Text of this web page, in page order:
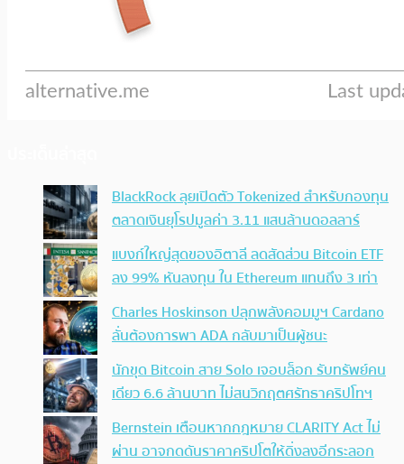
BlackRock ลุยเปิดตัว Tokenized สำหรับกองทุน
ตลาดเงินยุโรปมูลค่า 3.11 แสนล้านดอลลาร์
แบงก์ใหญ่สุดของอิตาลี ลดสัดส่วน Bitcoin ETF
ลง 99% หันลงทุน ใน Ethereum แทนถึง 3 เท่า
Charles Hoskinson ปลุกพลังคอมมูฯ Cardano
ลั่นต้องการพา ADA กลับมาเป็นผู้ชนะ
นักขุด Bitcoin สาย Solo เจอบล็อก รับทรัพย์คน
เดียว 6.6 ล้านบาท ไม่สนวิกฤตศรัทธาคริปโทฯ
Bernstein เตือนหากกฎหมาย CLARITY Act ไม่
ผ่าน อาจกดดันราคาคริปโตให้ดิ่งลงอีกระลอก